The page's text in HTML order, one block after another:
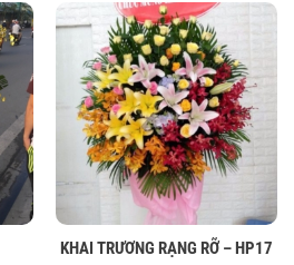
KHAI TRƯƠNG RẠNG RỠ – HP17